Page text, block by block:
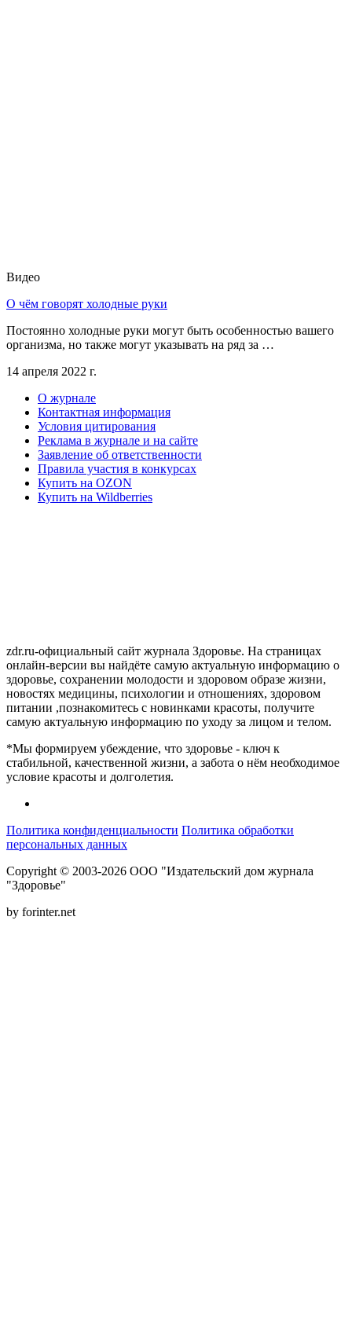
Видео
О чём говорят холодные руки
Постоянно холодные руки могут быть особенностью вашего
организма, но также могут указывать на ряд за …
14 апреля 2022 г.
О журнале
Контактная информация
Условия цитирования
Реклама в журнале и на сайте
Заявление об ответственности
Правила участия в конкурсах
Купить на OZON
Купить на Wildberries
zdr.ru-официальный сайт журнала Здоровье. На страницах
онлайн-версии вы найдёте самую актуальную информацию о
здоровье, сохранении молодости и здоровом образе жизни,
новостях медицины, психологии и отношениях, здоровом
питании ,познакомитесь с новинками красоты, получите
самую актуальную информацию по уходу за лицом и телом.
*Мы формируем убеждение, что здоровье - ключ к
стабильной, качественной жизни, а забота о нём необходимое
условие красоты и долголетия.
Политика конфиденциальности Политика обработки
персональных данных
Copyright © 2003-2026 ООО "Издательский дом журнала
"Здоровье"
by forinter.net